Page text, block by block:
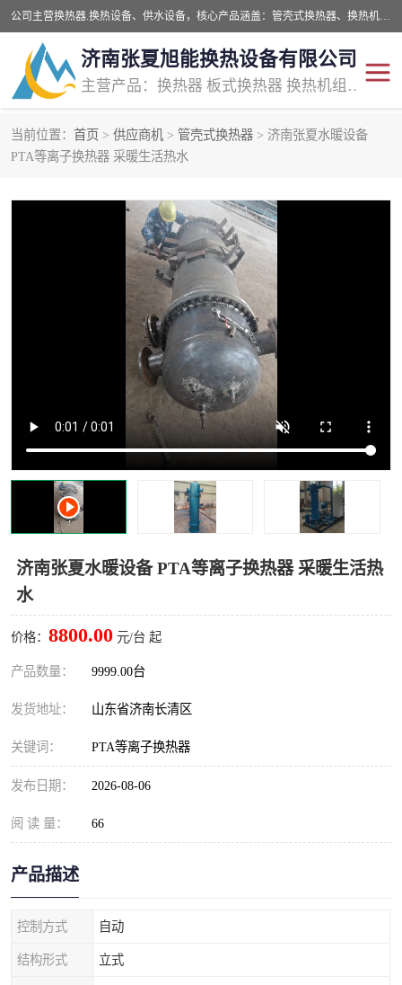
公司主营换热器.换热设备、供水设备，核心产品涵盖：管壳式换热器、换热机组、不锈钢组合式水箱、水处理设备等，提供非标设备集生产、销售、安装一体化服务，可满足全国酒店、学校、医院、商业综合体、工业项目等多场景换热与供水需求。
济南张夏旭能换热设备有限公司
主营产品：换热器 板式换热器 换热机组 供水设备 水处理设备
当前位置： 首页 > 供应商机 > 管壳式换热器 > 济南张夏水暖设备
PTA等离子换热器 采暖生活热水
济南张夏水暖设备 PTA等离子换热器 采暖生活热
水
价格： 8800.00 元/台 起
产品数量： 9999.00台
发货地址： 山东省济南长清区
关键词： PTA等离子换热器
发布日期： 2026-08-06
阅 读 量： 66
产品描述
控制方式 自动
结构形式 立式
管壳式换热器
汽水换热机组 板式换热设备
定压补水装置
水处理器设备
锅炉辅机设备